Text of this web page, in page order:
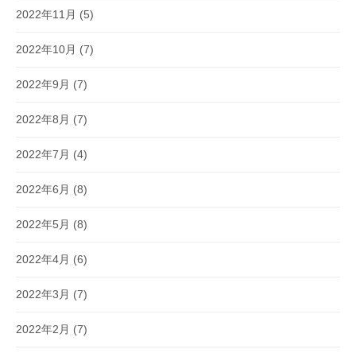
2022年11月 (5)
2022年10月 (7)
2022年9月 (7)
2022年8月 (7)
2022年7月 (4)
2022年6月 (8)
2022年5月 (8)
2022年4月 (6)
2022年3月 (7)
2022年2月 (7)